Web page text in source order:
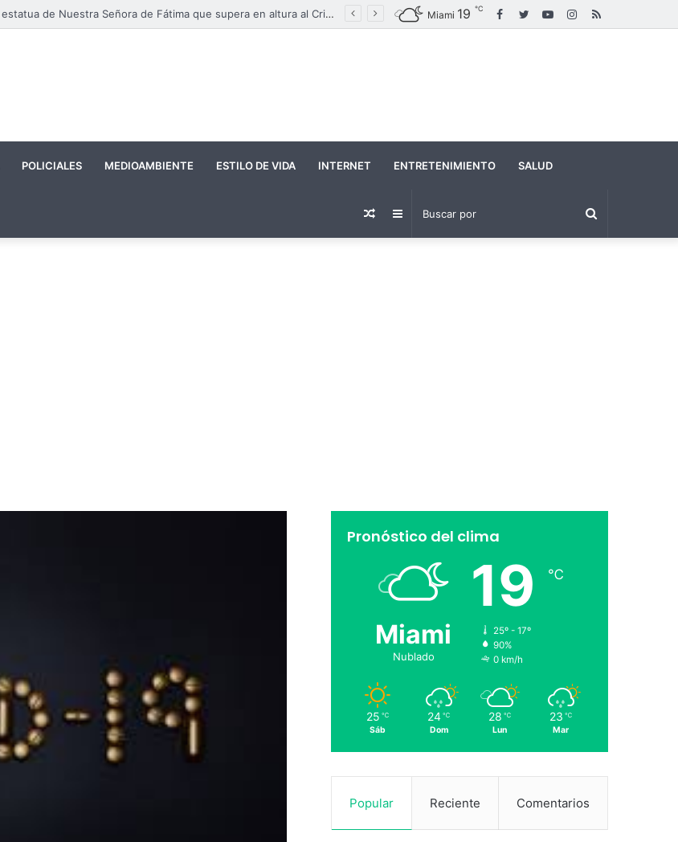
Maduro canta “Imagine” en un acto político en medio de crecientes tensiones con Estados Unidos RSS
Instagram
YouTube
Twitter
Facebook
Miami 19 ℃
POLICIALES MEDIOAMBIENTE ESTILO DE VIDA INTERNET ENTRETENIMIENTO SALUD
Barra
Publicación
Pronóstico del clima
Miami
Nublado
19 ℃
25º - 17º
90%
0 km/h
25 ℃
Sáb
24 ℃
Dom
28 ℃
Lun
23 ℃
Mar
Popular Reciente Comentarios